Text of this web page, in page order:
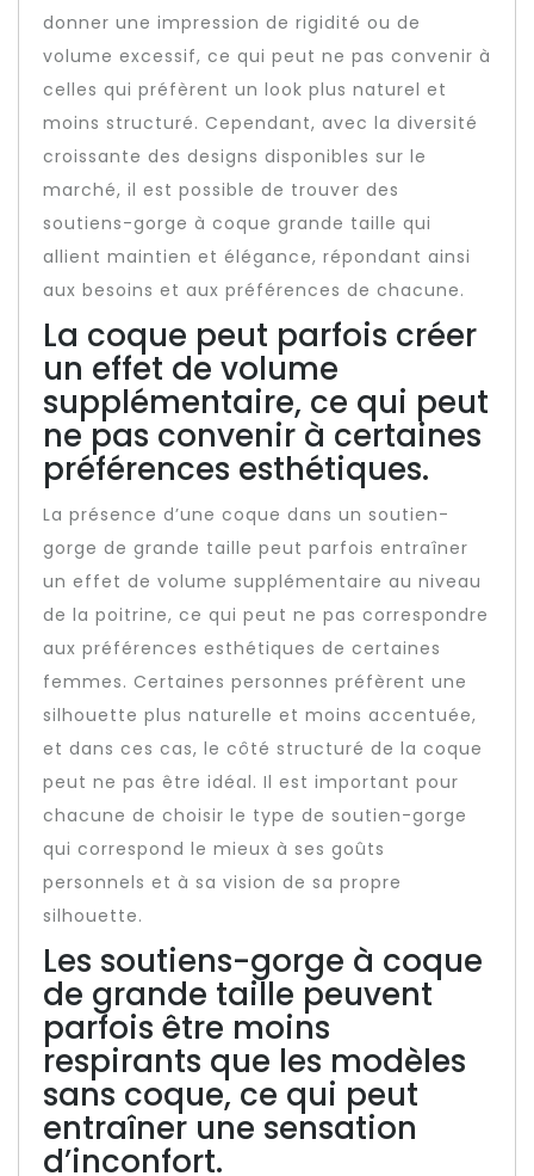
donner une impression de rigidité ou de
volume excessif, ce qui peut ne pas convenir à
celles qui préfèrent un look plus naturel et
moins structuré. Cependant, avec la diversité
croissante des designs disponibles sur le
marché, il est possible de trouver des
soutiens-gorge à coque grande taille qui
allient maintien et élégance, répondant ainsi
aux besoins et aux préférences de chacune.
La coque peut parfois créer
un effet de volume
supplémentaire, ce qui peut
ne pas convenir à certaines
préférences esthétiques.
La présence d’une coque dans un soutien-
gorge de grande taille peut parfois entraîner
un effet de volume supplémentaire au niveau
de la poitrine, ce qui peut ne pas correspondre
aux préférences esthétiques de certaines
femmes. Certaines personnes préfèrent une
silhouette plus naturelle et moins accentuée,
et dans ces cas, le côté structuré de la coque
peut ne pas être idéal. Il est important pour
chacune de choisir le type de soutien-gorge
qui correspond le mieux à ses goûts
personnels et à sa vision de sa propre
silhouette.
Les soutiens-gorge à coque
de grande taille peuvent
parfois être moins
respirants que les modèles
sans coque, ce qui peut
entraîner une sensation
d’inconfort.